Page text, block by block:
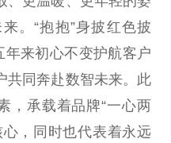
。“抱抱”身披红色披
年来初心不变护航客户
共同奔赴数智未来。此
，承载着品牌“一心两
，同时也代表着永远